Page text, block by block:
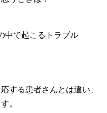
中で起こるトラブル
する患者さんとは違い、
。